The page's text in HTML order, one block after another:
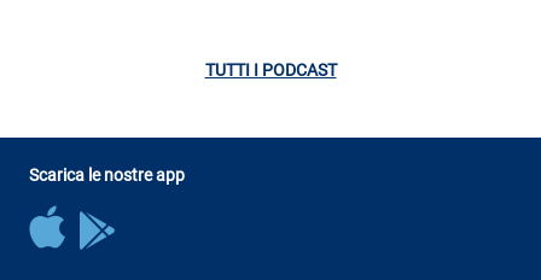
TUTTI I PODCAST
Scarica le nostre app